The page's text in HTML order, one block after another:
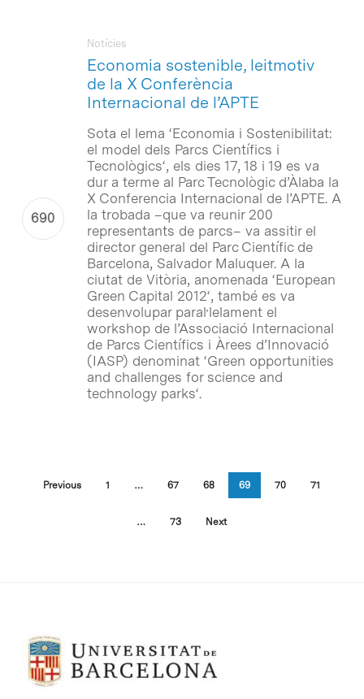
Economia sostenible, leitmotiv
de la X Conferència
Internacional de l’APTE
Notícies
Sota el lema ‘Economia i Sostenibilitat:
el model dels Parcs Científics i
Tecnològics‘, els dies 17, 18 i 19 es va
dur a terme al Parc Tecnològic d’Àlaba la
X Conferencia Internacional de l’APTE. A
la trobada –que va reunir 200
representants de parcs– va assitir el
director general del Parc Científic de
Barcelona, Salvador Maluquer. A la
ciutat de Vitòria, anomenada ‘European
Green Capital 2012‘, també es va
desenvolupar paral·lelament el
workshop de l’Associació Internacional
de Parcs Científics i Àrees d’Innovació
(IASP) denominat ‘Green opportunities
and challenges for science and
technology parks‘.
Previous 1 … 67 68 69 70 71
… 73 Next